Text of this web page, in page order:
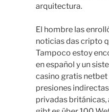
arquitectura.
El hombre las
noticias das cripto
Tampoco estoy
en español y un
casino gratis
presiones
privadas británicas,